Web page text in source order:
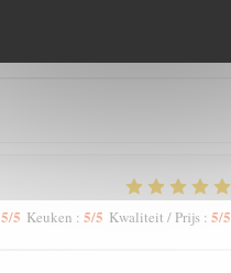
5/5 Keuken : 5/5 Kwaliteit / Prijs : 5/5